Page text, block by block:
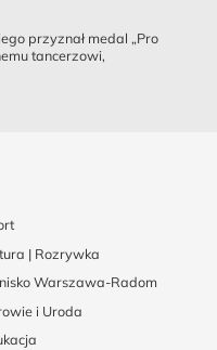
przyznał medal „Pro
tancerzowi,
| Rozrywka
Warszawa-Radom
i Uroda